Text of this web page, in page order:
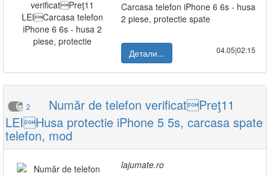
Carcasa telefon iPhone 6 6s - husa
2 piese, protectie spate
Детали... 04.05|02:15
2
Număr de telefon verificatPreţ11
LEIHusa protectie iPhone 5 5s, carcasa spate
telefon, mod
lajumate.ro